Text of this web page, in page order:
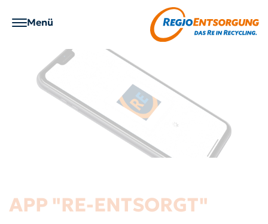
Zu den Seiteninformationen
Menü
Richtig entsorgen
Abfall-ABC
Service
Anträge / Formulare
Über RegioEntsorgung
Was wir tun
Karriere
Ausbildung
APP "RE-ENTSORGT"